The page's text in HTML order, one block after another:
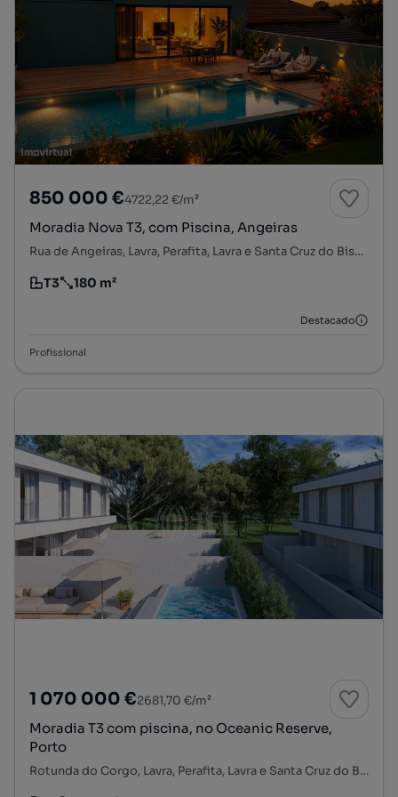
850 000 €4722,22 €/m²
Moradia Nova T3, com Piscina, Angeiras
Rua de Angeiras, Lavra, Perafita, Lavra e Santa Cruz do Bispo, Matosinhos, Porto
Tipologia
T3
Preço por metro quadrado
180 m²
Destacado
Profissional
1 070 000 €2681,70 €/m²
Moradia T3 com piscina, no Oceanic Reserve,
Porto
Rotunda do Corgo, Lavra, Perafita, Lavra e Santa Cruz do Bispo, Matosinhos, Porto